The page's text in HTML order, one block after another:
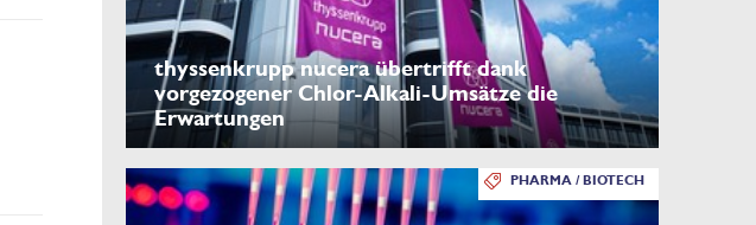
thyssenkrupp nucera übertrifft dank
vorgezogener Chlor-Alkali-Umsätze die
Erwartungen
PHARMA / BIOTECH